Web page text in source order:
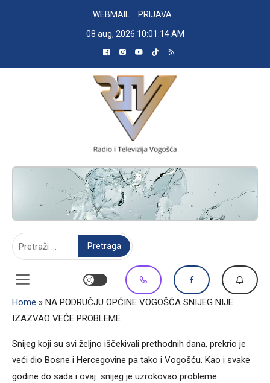
WEBMAIL
PRIJAVA
08 aug, 2026 10:01:15 AM
RADIO TELEVIZIJA VOGOŠĆA
Home » NA PODRUČJU OPĆINE VOGOŠĆA SNIJEG NIJE
IZAZVAO VEĆE PROBLEME
Snijeg koji su svi željno iščekivali prethodnih dana, prekrio je
veći dio Bosne i Hercegovine pa tako i Vogošću. Kao i svake
godine do sada i ovaj snijeg je uzrokovao probleme